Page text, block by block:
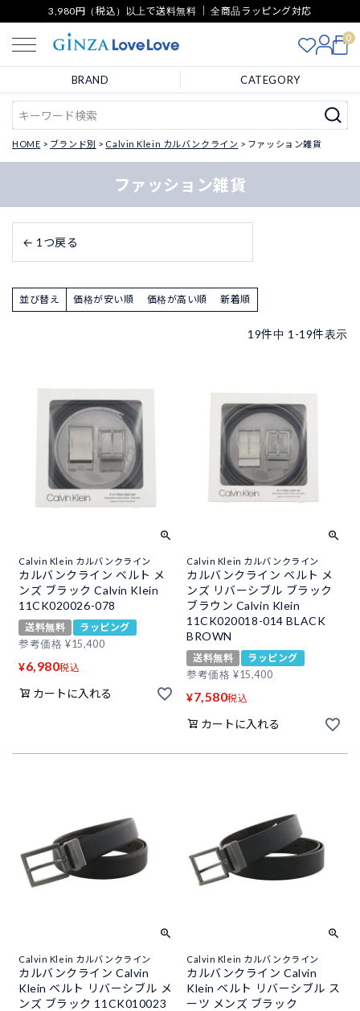
3,980円（税込）以上で送料無料 ｜ 全商品ラッピング対応
0
BRAND CATEGORY
HOME ブランド別 Calvin Klein カルバンクライン ファッション雑貨
ファッション雑貨
← 1つ戻る
並び替え 価格が安い順 価格が高い順 新着順
19件中 1 -19件表示
Calvin Klein カルバンクライン
カルバンクライン ベルト メ
ンズ ブラック Calvin Klein
11CK020026-078
送料無料
ラッピング
参考価格 ¥15,400
¥6,980税込
カートに入れる
Calvin Klein カルバンクライン
カルバンクライン ベルト メ
ンズ リバーシブル ブラック
ブラウン Calvin Klein
11CK020018-014 BLACK
BROWN
送料無料
ラッピング
参考価格 ¥15,400
¥7,580税込
カートに入れる
Calvin Klein カルバンクライン
カルバンクライン Calvin
Klein ベルト リバーシブル メ
ンズ ブラック 11CK010023
Calvin Klein カルバンクライン
カルバンクライン Calvin
Klein ベルト リバーシブル ス
ーツ メンズ ブラック